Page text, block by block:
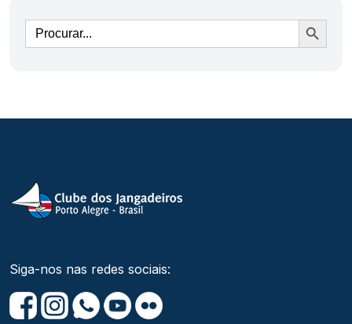
Ir
Siga-nos nas redes sociais: